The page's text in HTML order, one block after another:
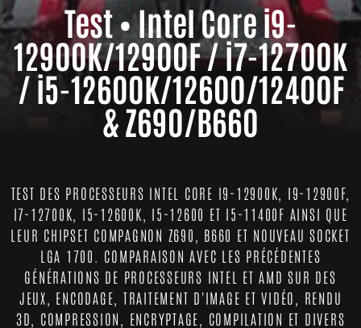
Test • Intel Core i9-
12900K/12900F / i7-12700K
/ i5-12600K/12600/12400F
& Z690/B660
TEST DES PROCESSEURS INTEL CORE I9-12900K, I9-12900F,
I7-12700K, I5-12600K, I5-12600 ET I5-11400F AINSI QUE
LEUR CHIPSET COMPAGNON Z690, B660 ET NOUVEAU SOCKET
LGA 1700. COMPARAISON AVEC LES PRÉCÉDENTES
GÉNÉRATIONS DE PROCESSEURS INTEL ET AMD SUR DES
JEUX, ENCODAGE, TRAITEMENT D'IMAGE ET VIDÉO, RENDU
3D, COMPRESSION, ENCRYPTAGE, COMPILATION ET DIVERS